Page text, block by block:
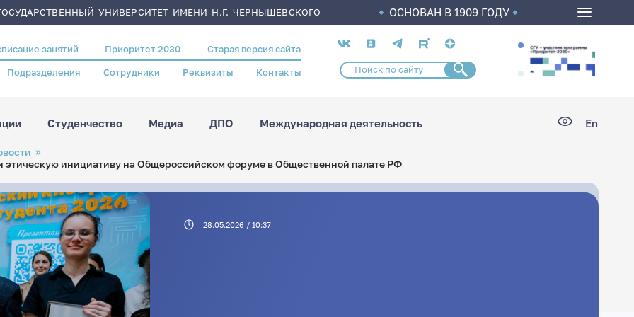
УНИВЕРСИТЕТ ИМЕНИ Н.Г. ЧЕРНЫШЕВСКОГО ОСНОВАН В 1909 ГОДУ
занятий Приоритет 2030 Старая версия сайта
Подразделения Сотрудники Реквизиты Контакты
Социальные
сети
Студенчество Медиа ДПО Международная деятельность En
этическую инициативу на Общероссийском форуме в Общественной палате РФ
28.05.2026 / 10:37